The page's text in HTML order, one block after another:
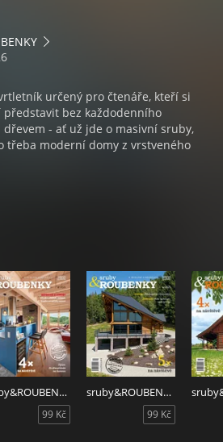
určený pro čtenáře, kteří si
představit bez každodenního
- ať už jde o masivní sruby,
třeba moderní domy z vrstveného
sruby&ROUBENKY 2/2026
99 Kč
sruby&ROUBENKY 4/2025
99 Kč